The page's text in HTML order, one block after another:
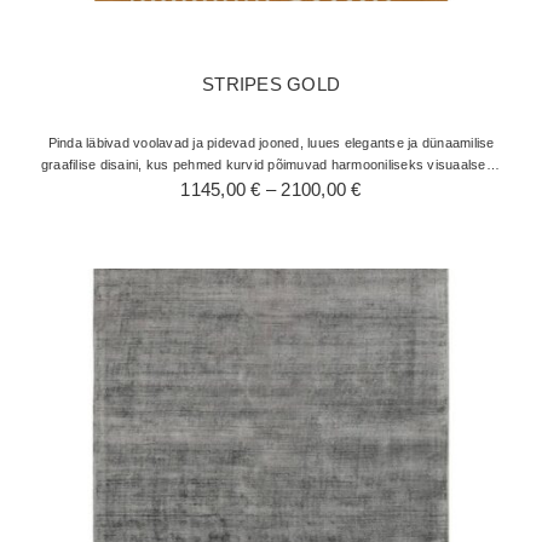
STRIPES GOLD
Pinda läbivad voolavad ja pidevad jooned, luues elegantse ja dünaamilise
graafilise disaini, kus pehmed kurvid põimuvad harmooniliseks visuaalseks
mänguks. Soojal taustal kuldsetes ja merevaigukollastes…
1145,00€ – 2100,00€Hinnavahemik:
2100,00 €